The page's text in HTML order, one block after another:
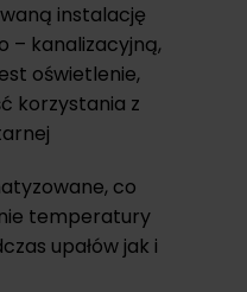
instalację
– kanalizacyjną,
oświetlenie,
korzystania z
co
temperatury
upałów jak i